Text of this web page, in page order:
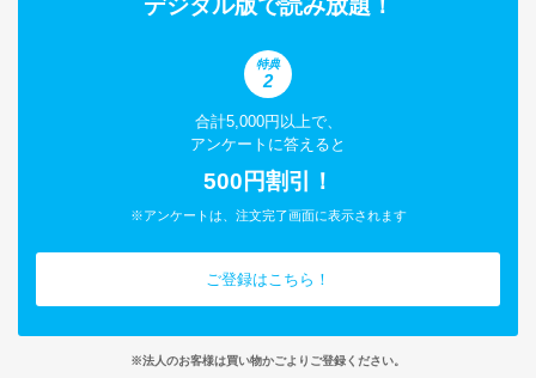
デジタル版で読み放題！
特典
2
合計5,000円以上で、
アンケートに答えると
500円割引！
※アンケートは、注文完了画面に表示されます
ご登録はこちら！
※法人のお客様は買い物かごよりご登録ください。